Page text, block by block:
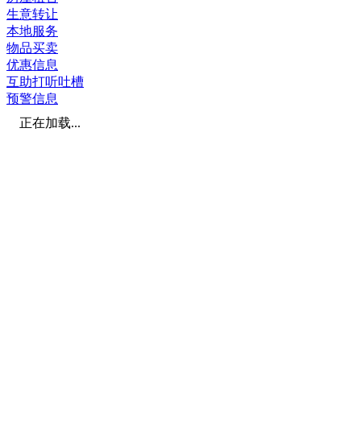
生意转让
本地服务
物品买卖
优惠信息
互助打听吐槽
预警信息
正在加载...